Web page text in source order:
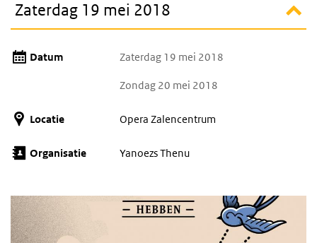
Zaterdag 19 mei 2018
Datum Zaterdag 19 mei 2018
Zondag 20 mei 2018
Locatie Opera Zalencentrum
Organisatie Yanoezs Thenu